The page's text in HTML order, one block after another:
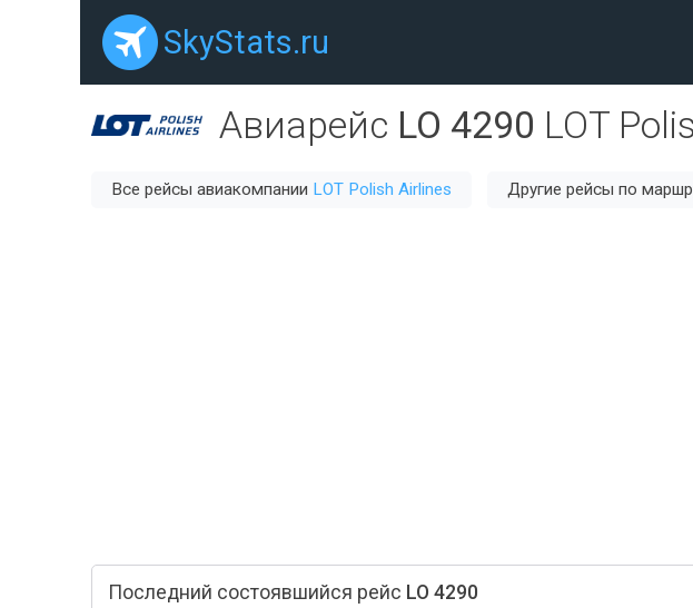
SkyStats.ru
Авиарейс LO 4290 LOT
Все рейсы авиакомпании LOT Polish Airlines Другие рейсы по
Последний состоявшийся рейс LO 4290